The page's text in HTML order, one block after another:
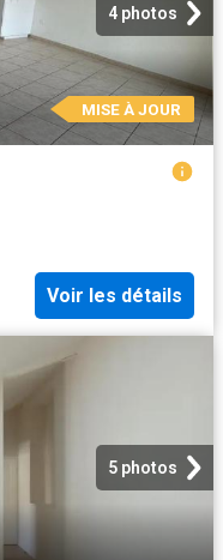
4 photos
MISE À JOUR
Voir les détails
5 photos